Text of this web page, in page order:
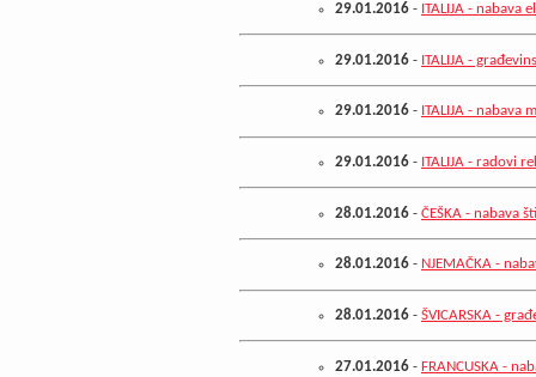
29.01.2016 - ITALIJA - nabava
29.01.2016 - ITALIJA -
29.01.2016 - ITALIJA - nabava
29.01.2016 - ITALIJA - radovi
28.01.2016 - ČEŠKA - nabava
28.01.2016 - NJEMAČKA -
28.01.2016 - ŠVICARSKA -
27.01.2016 - FRANCUSKA -